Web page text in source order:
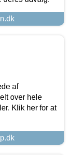
af
over hele
Klik her for at